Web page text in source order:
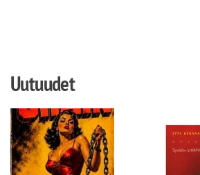
Uutuudet